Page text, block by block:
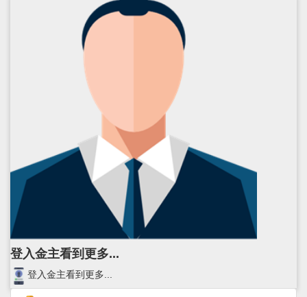
登入金主看到更多...
登入金主看到更多...